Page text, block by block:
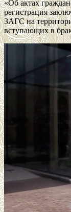
«Об актах
регистрация
ЗАГС на
вступающих в